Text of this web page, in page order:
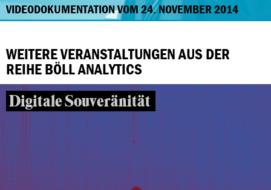
VIDEODOKUMENTATION VOM 24. NOVEMBER 2014
WEITERE VERANSTALTUNGEN AUS DER
REIHE BÖLL ANALYTICS
Digitale Souveränität